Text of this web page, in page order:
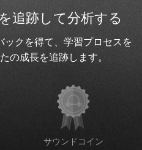
追跡して分析する
クを得て、学習プロセスを
の成長を追跡します。
サウンドコイン